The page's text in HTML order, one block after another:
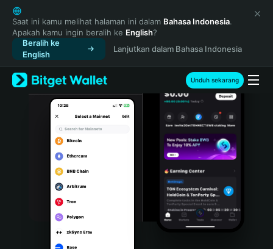
English
日本語
Tiếng Việt
Русский
Español (Latinoamérica)
Türkçe
Italiano
Português (Portugal)
Bahasa Indonesia
Saat ini kamu melihat halaman ini dalam Bahasa Indonesia.
Apakah kamu ingin beralih ke English?
Beralih ke
English
Lanjutkan dalam Bahasa Indonesia
Unduh sekarang